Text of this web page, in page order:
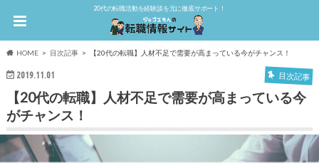
20代の転職活動を経験談を元に徹底サポート！
HOME 目次記事 【20代の転職】人材不足で需要が高まっている今がチャンス！
2019.11.01 目次記事
【20代の転職】人材不足で需要が高まっている今
がチャンス！